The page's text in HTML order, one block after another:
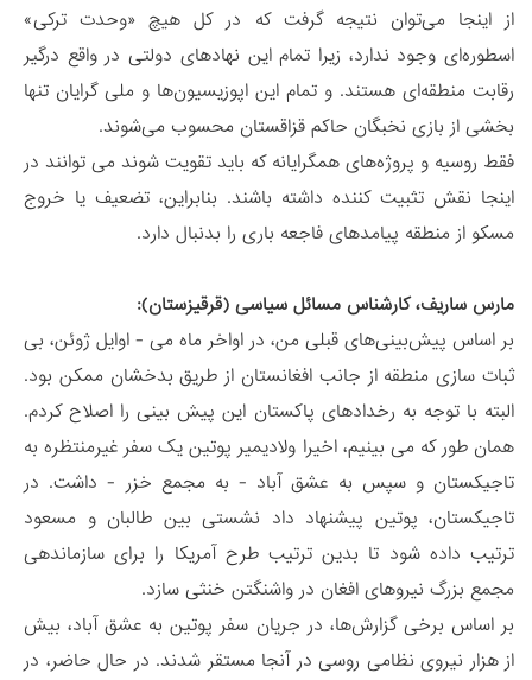
از اینجا می‌توان نتیجه گرفت که در کل هیچ «وحدت ترکی»
اسطوره‌ای وجود ندارد، زیرا تمام این نهادهای دولتی در واقع درگیر
رقابت منطقه‌ای هستند. و تمام این اپوزیسیون‌ها و ملی گرایان تنها
بخشی از بازی نخبگان حاکم قزاقستان محسوب می‌شوند.
فقط روسیه و پروژه‌های همگرایانه که باید تقویت شوند می توانند در
اینجا نقش تثبیت کننده داشته باشند. بنابراین، تضعیف یا خروج
مسکو از منطقه پیامدهای فاجعه باری را بدنبال دارد.
مارس ساریف، کارشناس مسائل سیاسی (قرقیزستان):
بر اساس پیش‌بینی‌های قبلی من، در اواخر ماه می - اوایل ژوئن، بی
ثبات سازی منطقه از جانب افغانستان از طریق بدخشان ممکن بود.
البته با توجه به رخدادهای پاکستان این پیش بینی را اصلاح کردم.
همان طور که می بینیم، اخیرا ولادیمیر پوتین یک سفر غیرمنتظره به
تاجیکستان و سپس به عشق آباد - به مجمع خزر - داشت. در
تاجیکستان، پوتین پیشنهاد داد نشستی بین طالبان و مسعود
ترتیب داده شود تا بدین ترتیب طرح آمریکا را برای سازماندهی
مجمع بزرگ نیروهای افغان در واشنگتن خنثی سازد.
بر اساس برخی گزارش‌ها، در جریان سفر پوتین به عشق آباد، بیش
از هزار نیروی نظامی روسی در آنجا مستقر شدند. در حال حاضر، در